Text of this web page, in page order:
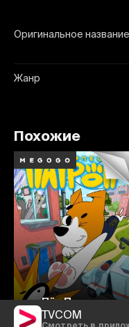
TVCOM
Оригинальное название
Жанр
Похожие
Пёс Патрон